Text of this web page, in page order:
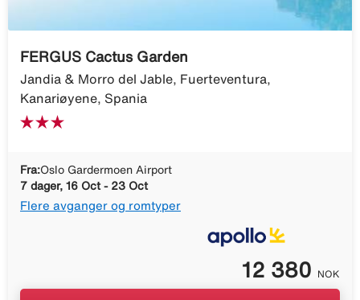
FERGUS Cactus Garden
Jandia & Morro del Jable, Fuerteventura,
Kanariøyene, Spania
Fra:Oslo Gardermoen Airport
7 dager, 16 Oct - 23 Oct
Flere avganger og romtyper
12 380 NOK